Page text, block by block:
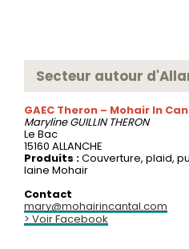
Secteur autour
GAEC Theron – Mohair In
MarylineGUILLIN THERON
Le Bac
15160 ALLANCHE
Produits :Couverture, plaid,
laine Mohair
Contact
mary@mohairincantal.com
> Voir Facebook